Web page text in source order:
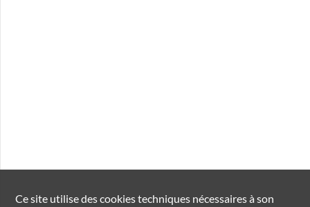
Ce site utilise descookiestechniques nécessaires à son